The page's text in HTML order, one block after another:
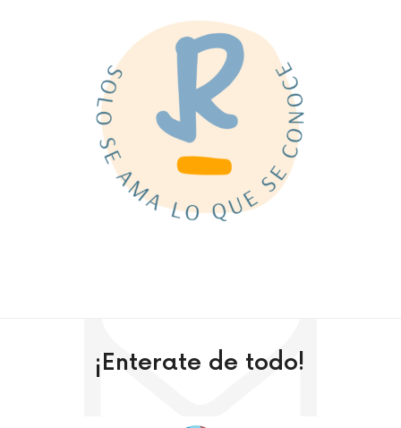
¡Enterate de todo!